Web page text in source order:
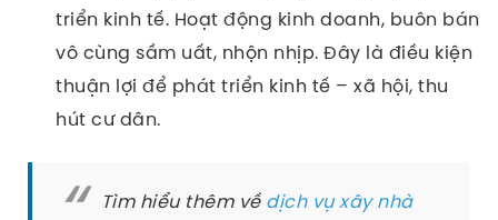
triển kinh tế. Hoạt động kinh doanh, buôn bán
vô cùng sầm uất, nhộn nhịp. Đây là điều kiện
thuận lợi để phát triển kinh tế – xã hội, thu
hút cư dân.
Tìm hiểu thêm về dịch vụ xây nhà